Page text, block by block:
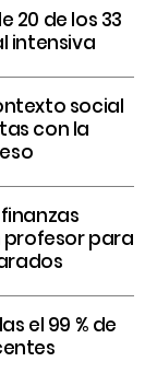
20 de los 33
intensiva
social
con la
profesor para
el 99 % de